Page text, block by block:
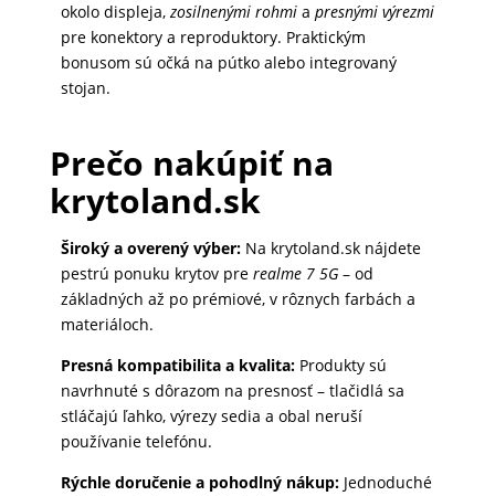
okolo displeja,zosilnenými rohmia presnými výrezmi
pre konektory a reproduktory. Praktickým
bonusom sú očká na pútko alebo integrovaný
stojan.
Prečo nakúpiť na
krytoland.sk
Široký a overený výber:Na krytoland.sk nájdete
pestrú ponuku krytov pre realme 7 5G– od
základných až po prémiové, v rôznych farbách a
materiáloch.
Presná kompatibilita a kvalita:Produkty sú
navrhnuté s dôrazom na presnosť – tlačidlá sa
stláčajú ľahko, výrezy sedia a obal neruší
používanie telefónu.
Rýchle doručenie a pohodlný nákup:Jednoduché